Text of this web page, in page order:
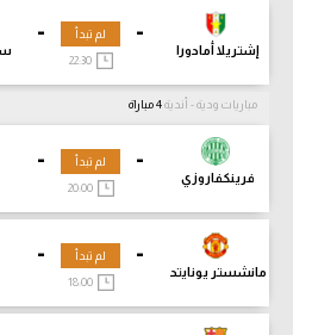
-
إشتريلا أمادورا
-
لم تبدأ
22:30
مباريات ودية - أندية
-
فرينكفاروزي
-
لم تبدأ
20:00
-
مانشستر يونايتد
-
لم تبدأ
18:00